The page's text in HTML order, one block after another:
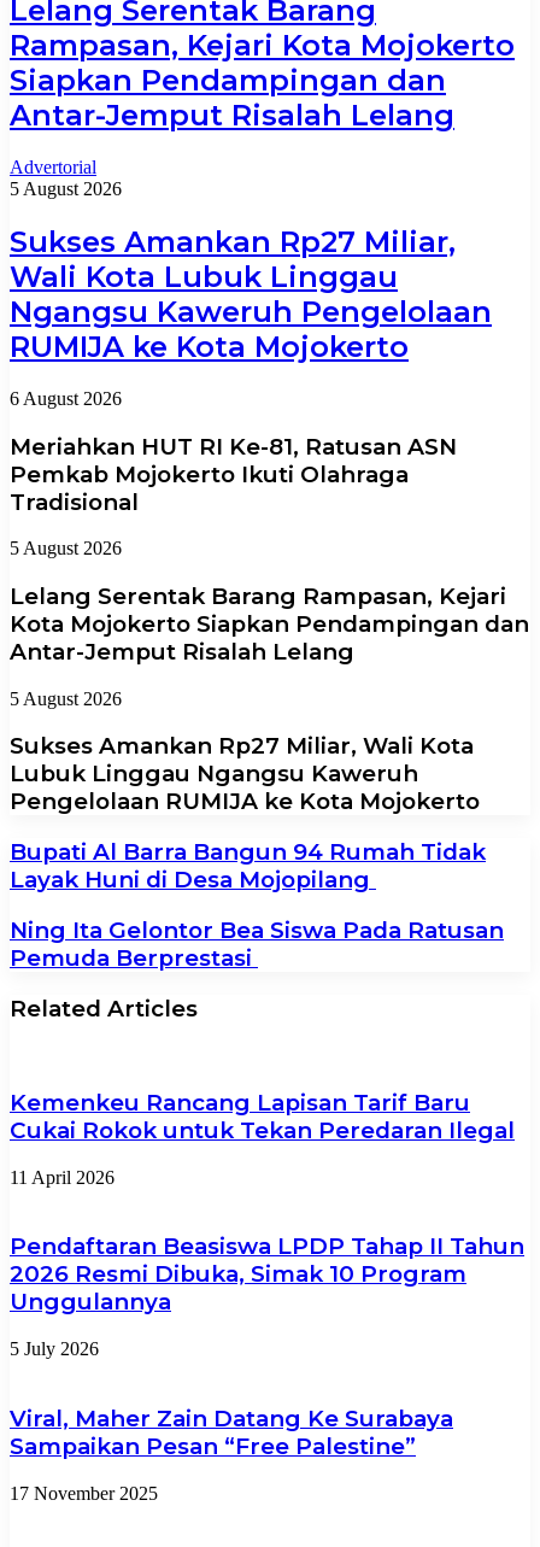
Lelang Serentak Barang
Rampasan, Kejari Kota Mojokerto
Siapkan Pendampingan dan
Antar-Jemput Risalah Lelang
Advertorial
5 August 2026
Sukses Amankan Rp27 Miliar,
Wali Kota Lubuk Linggau
Ngangsu Kaweruh Pengelolaan
RUMIJA ke Kota Mojokerto
6 August 2026
Meriahkan HUT RI Ke-81, Ratusan ASN
Pemkab Mojokerto Ikuti Olahraga
Tradisional
5 August 2026
Lelang Serentak Barang Rampasan, Kejari
Kota Mojokerto Siapkan Pendampingan dan
Antar-Jemput Risalah Lelang
5 August 2026
Sukses Amankan Rp27 Miliar, Wali Kota
Lubuk Linggau Ngangsu Kaweruh
Pengelolaan RUMIJA ke Kota Mojokerto
Bupati Al Barra Bangun 94 Rumah Tidak
Layak Huni di Desa Mojopilang
Ning Ita Gelontor Bea Siswa Pada Ratusan
Pemuda Berprestasi
Related Articles
Kemenkeu Rancang Lapisan Tarif Baru
Cukai Rokok untuk Tekan Peredaran Ilegal
11 April 2026
Pendaftaran Beasiswa LPDP Tahap II Tahun
2026 Resmi Dibuka, Simak 10 Program
Unggulannya
5 July 2026
Viral, Maher Zain Datang Ke Surabaya
Sampaikan Pesan “Free Palestine”
17 November 2025